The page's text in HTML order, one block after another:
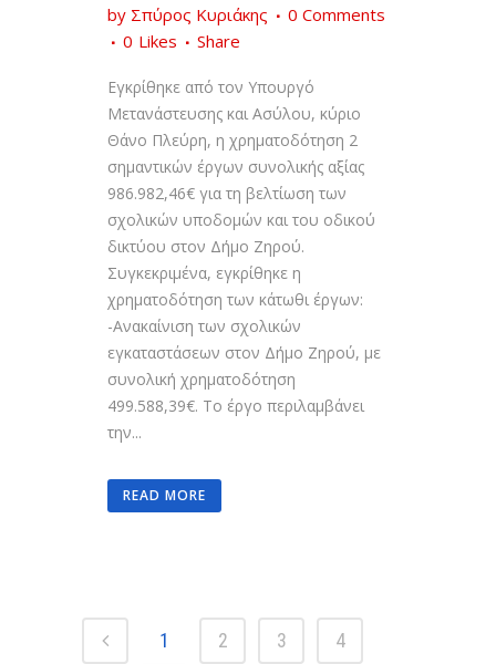
by Σπύρος Κυριάκης
0 Comments
0 Likes Share
Εγκρίθηκε από τον Υπουργό
Μετανάστευσης και Ασύλου, κύριο
Θάνο Πλεύρη, η χρηματοδότηση 2
σημαντικών έργων συνολικής αξίας
986.982,46€ για τη βελτίωση των
σχολικών υποδομών και του οδικού
δικτύου στον Δήμο Ζηρού.
Συγκεκριμένα, εγκρίθηκε η
χρηματοδότηση των κάτωθι έργων:
-Ανακαίνιση των σχολικών
εγκαταστάσεων στον Δήμο Ζηρού, με
συνολική χρηματοδότηση
499.588,39€. Το έργο περιλαμβάνει
την...
READ MORE
1 2 3
4